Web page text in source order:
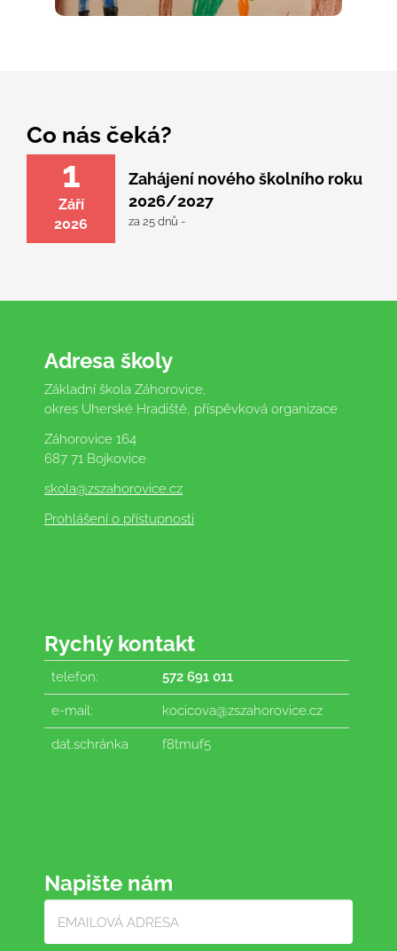
Co nás čeká?
1
Září
2026
Zahájení nového školního roku
2026/2027
za 25 dnů -
Adresa školy
Základní škola Záhorovice,
okres Uherské Hradiště, příspěvková organizace
Záhorovice 164
687 71 Bojkovice
skola@zszahorovice.cz
Prohlášení o přístupnosti
Rychlý kontakt
telefon: 572 691 011
e-mail: kocicova@zszahorovice.cz
dat.schránka f8tmuf5
Napište nám